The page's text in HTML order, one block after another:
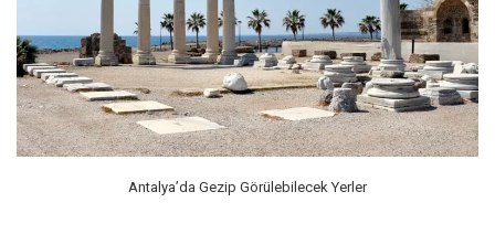
Antalya’da Gezip Görülebilecek Yerler